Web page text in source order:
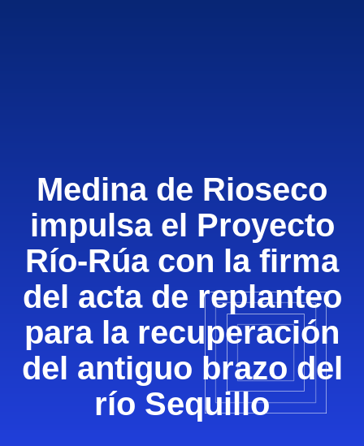
Medina de Rioseco
impulsa el Proyecto
Río-Rúa con la firma
del acta de replanteo
para la recuperación
del antiguo brazo del
río Sequillo